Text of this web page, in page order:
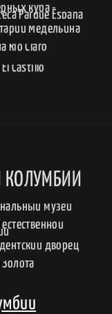
КОЛУМБИИ